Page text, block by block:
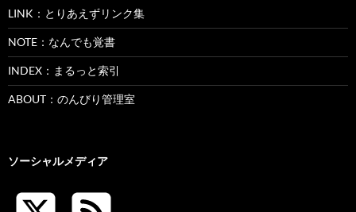
LINK：とりあえずリンク集
NOTE：なんでも覚書
INDEX：まるっと索引
ABOUT：のんびり管理室
ソーシャルメディア